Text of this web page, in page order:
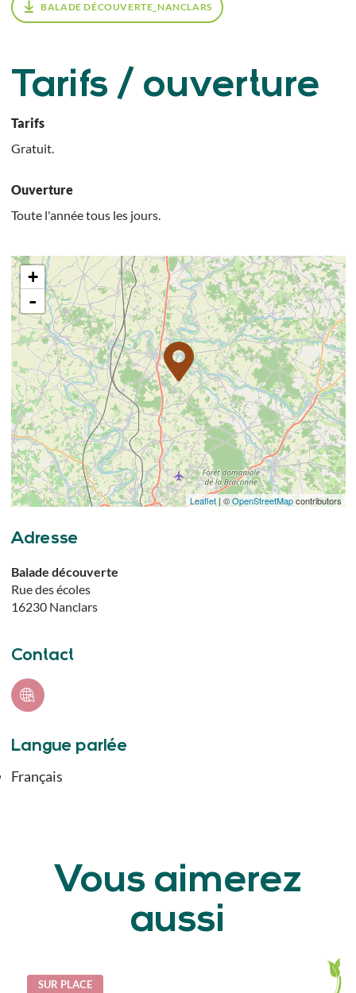
BALADE DÉCOUVERTE_NANCLARS
Tarifs / ouverture
Tarifs
Gratuit.
Ouverture
Toute l'année tous les jours.
+
-
Leaflet| ©OpenStreetMapcontributors
Adresse
Balade découverte
Rue des écoles
16230 Nanclars
Contact
Langue parlée
Français
Vous aimerez
aussi
SUR PLACE